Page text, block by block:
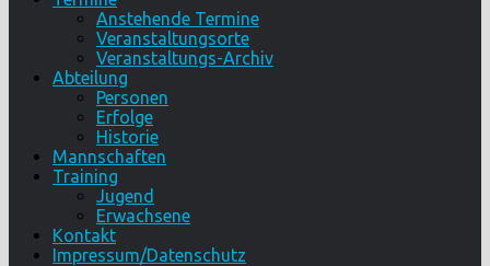
Anstehende Termine
Veranstaltungsorte
Veranstaltungs-Archiv
Abteilung
Personen
Erfolge
Historie
Mannschaften
Training
Jugend
Erwachsene
Kontakt
Impressum/Datenschutz